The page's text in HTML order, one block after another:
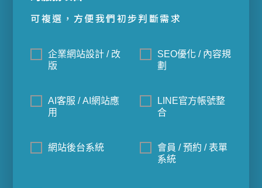
可複選，方便我們初步判斷需求
企業網站設計 / 改
版
SEO優化 / 內容規
劃
AI客服 / AI網站應
用
LINE官方帳號整
合
網站後台系統
會員 / 預約 / 表單
系統